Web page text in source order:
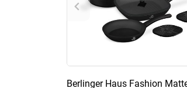
Berlinger Haus Fashion